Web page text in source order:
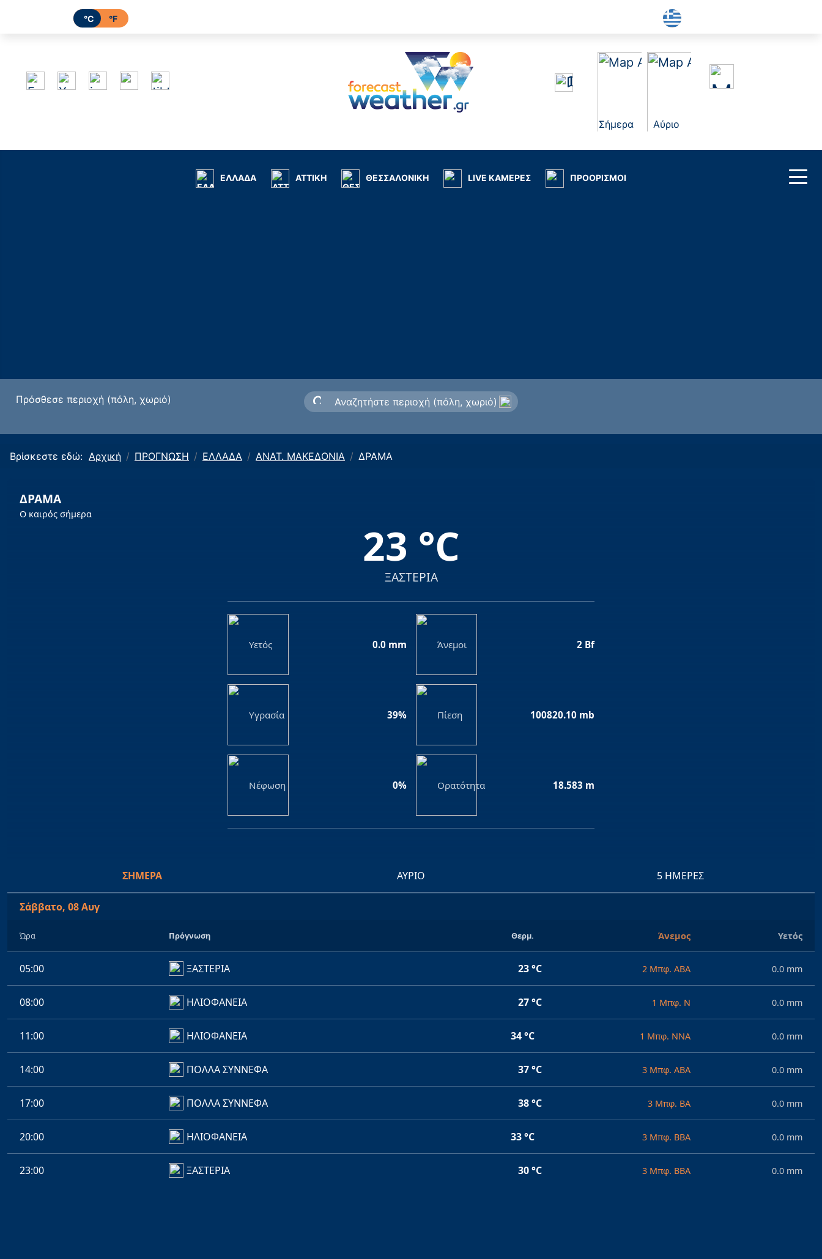
°C °F
Σήμερα Αύριο
ΕΛΛΑΔΑ ΑΤΤΙΚΗ ΘΕΣΣΑΛΟΝΙΚΗ LIVE ΚΑΜΕΡΕΣ ΠΡΟΟΡΙΣΜΟΙ
Πρόσθεσε περιοχή (πόλη, χωριό)
Βρίσκεστε εδώ: Αρχική ΠΡΟΓΝΩΣΗ ΕΛΛΑΔΑ ΑΝΑΤ. ΜΑΚΕΔΟΝΙΑ ΔΡΑΜΑ
ΔΡΑΜΑ
Ο καιρός σήμερα
23 °C
ΞΑΣΤΕΡΙΑ
Υετός 0.0 mm Άνεμοι 2 Bf
Υγρασία 39% Πίεση 100820.10 mb
Νέφωση 0% Ορατότητα 18.583 m
ΣΉΜΕΡΑ ΑΎΡΙΟ 5 ΗΜΈΡΕΣ
Σάββατο, 08 Αυγ
Ώρα Πρόγνωση Θερμ. Άνεμος Υετός
05:00 ΞΑΣΤΕΡΙΑ 23 °C 2 Μπφ. ΑΒΑ 0.0 mm
08:00 ΗΛΙΟΦΑΝΕΙΑ 27 °C 1 Μπφ. Ν 0.0 mm
11:00 ΗΛΙΟΦΑΝΕΙΑ 34 °C 1 Μπφ. ΝΝΑ 0.0 mm
14:00 ΠΟΛΛΑ ΣΥΝΝΕΦΑ 37 °C 3 Μπφ. ΑΒΑ 0.0 mm
17:00 ΠΟΛΛΑ ΣΥΝΝΕΦΑ 38 °C 3 Μπφ. ΒΑ 0.0 mm
20:00 ΗΛΙΟΦΑΝΕΙΑ 33 °C 3 Μπφ. ΒΒΑ 0.0 mm
23:00 ΞΑΣΤΕΡΙΑ 30 °C 3 Μπφ. ΒΒΑ 0.0 mm